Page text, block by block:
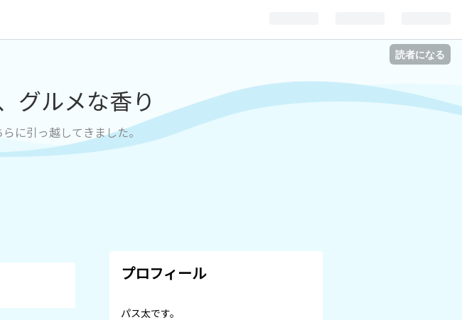
読者になる
グルメな香り
に引っ越してきました。
プロフィール
パス太です。